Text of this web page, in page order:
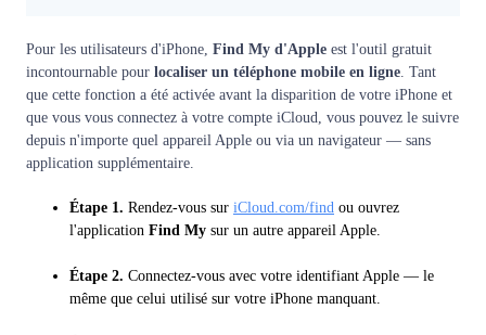
Pour les utilisateurs d'iPhone, Find My d'Apple est l'outil gratuit
incontournable pour localiser un téléphone mobile en ligne. Tant
que cette fonction a été activée avant la disparition de votre iPhone et
que vous vous connectez à votre compte iCloud, vous pouvez le suivre
depuis n'importe quel appareil Apple ou via un navigateur — sans
application supplémentaire.
Étape 1. Rendez-vous sur iCloud.com/find ou ouvrez
l'application Find My sur un autre appareil Apple.
Étape 2. Connectez-vous avec votre identifiant Apple — le
même que celui utilisé sur votre iPhone manquant.